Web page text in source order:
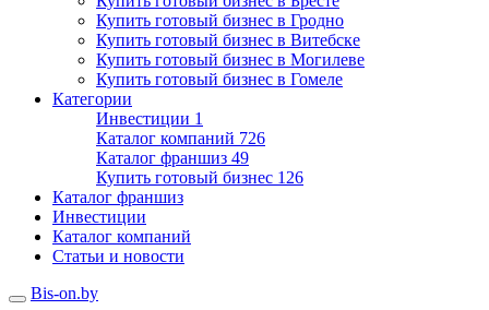
Купить готовый бизнес в Гродно
Купить готовый бизнес в Витебске
Купить готовый бизнес в Могилеве
Купить готовый бизнес в Гомеле
Категории
Инвестиции 1
Каталог компаний 726
Каталог франшиз 49
Купить готовый бизнес 126
Каталог франшиз
Инвестиции
Каталог компаний
Статьи и новости
Bis-on.by